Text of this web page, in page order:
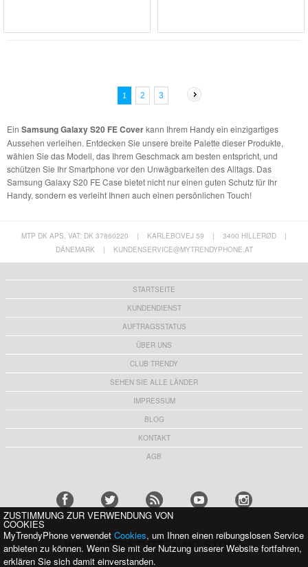
1 2 3
Ein Samsung Galaxy S20 FE Coverkann Ihrem Handy ein einzigartiges
Aussehen verleihen. Entdecken Sie unsere breite Palette dieser Produkte,
wählen Sie das Modell, das Ihrem Geschmack am besten entspricht, und
schützen Sie Ihr Smartphone vor den Unwägbarkeiten des Alltags. Das
Samsung Galaxy S20 FE Case bietet nicht nur einen guten Schutz für Ihr
Handy, sondern es verleiht Ihnen auch einen persönlichen Touch!
MTP DK APS, VAT: DK 37860220 | KARLEBOVEJ 59 | 3400 HILLERØD
|
DÄNEMARK
| KUNDENSERVICE@MYTRENDYPHONE.AT
STARTSEITE
KUNDENDIENST
AUFTRAGSSTATUS
ÜBER UNS
CLUB TRENDY
SEHEN SIE ALLE LÄNDER
IMPRESSUM
BLOG
KONTAKT
AGB
WIR UNTERSTÜTZEN MIT STOLZ:
ZUSTIMMUNG ZUR VERWENDUNG VON
COOKIES
MyTrendyPhone verwendet Cookies, um Ihnen einen reibungslosen Service
anbieten zu können. Wenn Sie mit der Nutzung unserer Website fortfahren,
erklären Sie sich damit einverstanden.